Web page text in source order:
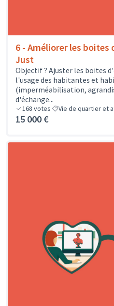
6 - Améliorer les boites
Just
Objectif ? Ajuster les boites
l'usage des habitantes et
(imperméabilisation,
d'échange...
168 votes Vie de quartier et
15 000 €